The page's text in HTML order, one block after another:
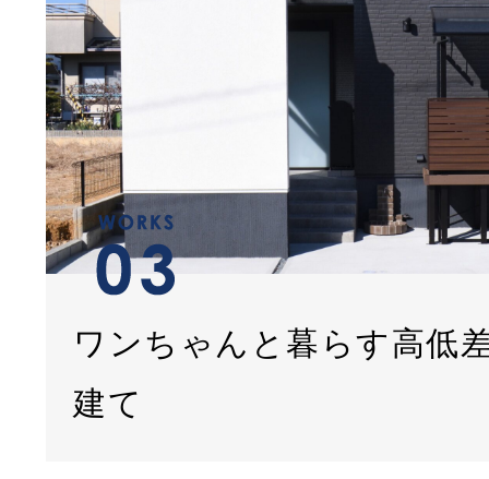
ワンちゃんと暮らす高低
建て